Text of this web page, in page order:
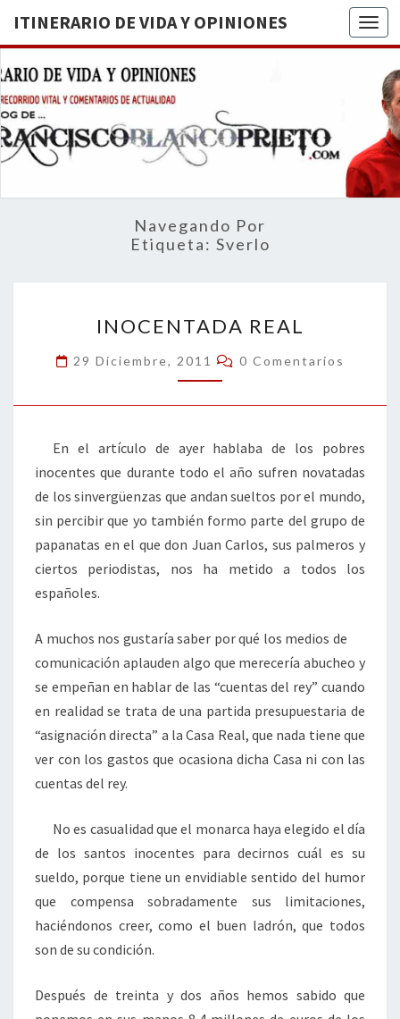
ITINERARIO DE VIDA Y OPINIONES
DE
BREVE
RECORRIDO
VITAL Y
ACTUALIDAD
Navegando Por
Etiqueta: Sverlo
REAL
INOCENTADA REAL
29 Diciembre, 2011 Comentarios
0 Comentarios
En el artículo de ayer hablaba de los pobres
inocentes que durante todo el año sufren novatadas
de los sinvergüenzas que andan sueltos por el mundo,
sin percibir que yo también formo parte del grupo de
papanatas en el que don Juan Carlos, sus palmeros y
ciertos periodistas, nos ha metido a todos los
españoles.
A muchos nos gustaría saber por qué los medios de
comunicación aplauden algo que merecería abucheo y
se empeñan en hablar de las “cuentas del rey” cuando
en realidad se trata de una partida presupuestaria de
“asignación directa” a la Casa Real, que nada tiene que
ver con los gastos que ocasiona dicha Casa ni con las
cuentas del rey.
No es casualidad que el monarca haya elegido el día
de los santos inocentes para decirnos cuál es su
sueldo, porque tiene un envidiable sentido del humor
que compensa sobradamente sus limitaciones,
haciéndonos creer, como el buen ladrón, que todos
son de su condición.
Después de treinta y dos años hemos sabido que